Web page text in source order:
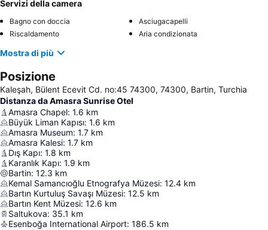
Servizi della camera
Bagno con doccia
Asciugacapelli
Riscaldamento
Aria condizionata
Mostra di più
Posizione
Kaleşah, Bülent Ecevit Cd. no:45 74300, 74300, Bartin, Turchia
Distanza da Amasra Sunrise Otel
Amasra Chapel: 1.6 km
Büyük Liman Kapısı: 1.6 km
Amasra Museum: 1.7 km
Amasra Kalesi: 1.7 km
Dış Kapı: 1.8 km
Karanlık Kapı: 1.9 km
Bartin: 12.3 km
Kemal Samancıoğlu Etnografya Müzesi: 12.4 km
Bartın Kurtuluş Savaşı Müzesi: 12.5 km
Bartın Kent Müzesi: 12.6 km
Saltukova: 35.1 km
Esenboğa International Airport: 186.5 km